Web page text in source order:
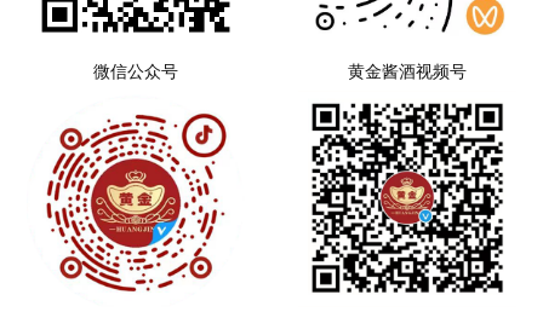
微信公众号 黄金酱酒视频号